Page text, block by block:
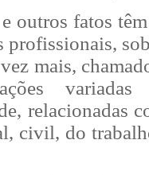
outros fatos
profissionais,
mais,
relacionadas
civil, do